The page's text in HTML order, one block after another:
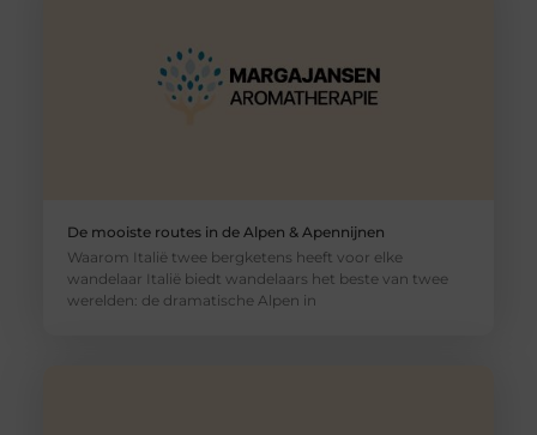
De mooiste routes in de Alpen & Apennijnen
Waarom Italië twee bergketens heeft voor elke
wandelaar Italië biedt wandelaars het beste van twee
werelden: de dramatische Alpen in